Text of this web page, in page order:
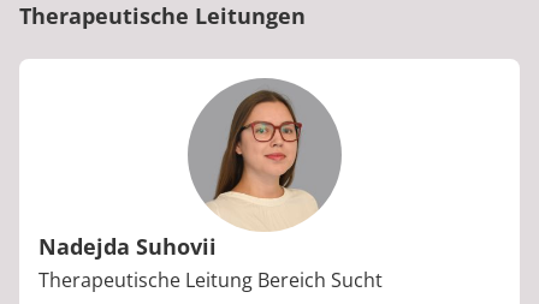
Therapeutische Leitungen
Nadejda Suhovii
Berufstitel:
Therapeutische Leitung Bereich Sucht